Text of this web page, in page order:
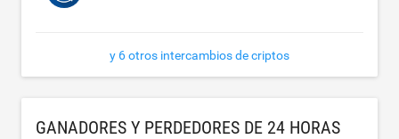
y 6 otros intercambios de criptos
GANADORES Y PERDEDORES DE 24 HORAS